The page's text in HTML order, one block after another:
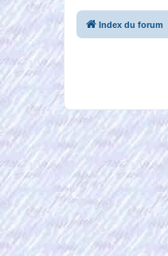
Index du forum